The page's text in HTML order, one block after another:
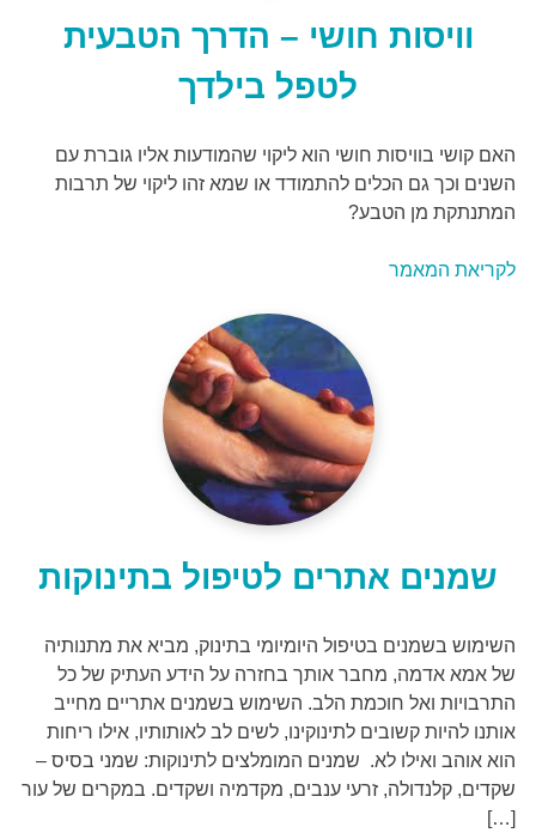
וויסות חושי – הדרך הטבעית
לטפל בילדך
האם קושי בוויסות חושי הוא ליקוי שהמודעות אליו גוברת עם
השנים וכך גם הכלים להתמודד או שמא זהו ליקוי של תרבות
המתנתקת מן הטבע?
לקריאת המאמר
שמנים אתרים לטיפול בתינוקות
השימוש בשמנים בטיפול היומיומי בתינוק, מביא את מתנותיה
של אמא אדמה, מחבר אותך בחזרה על הידע העתיק של כל
התרבויות ואל חוכמת הלב. השימוש בשמנים אתריים מחייב
אותנו להיות קשובים לתינוקינו, לשים לב לאותותיו, אילו ריחות
הוא אוהב ואילו לא. שמנים המומלצים לתינוקות: שמני בסיס –
שקדים, קלנדולה, זרעי ענבים, מקדמיה ושקדים. במקרים של עור
[…]